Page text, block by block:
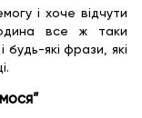
і хоче відчути
все ж таки
які фрази, які